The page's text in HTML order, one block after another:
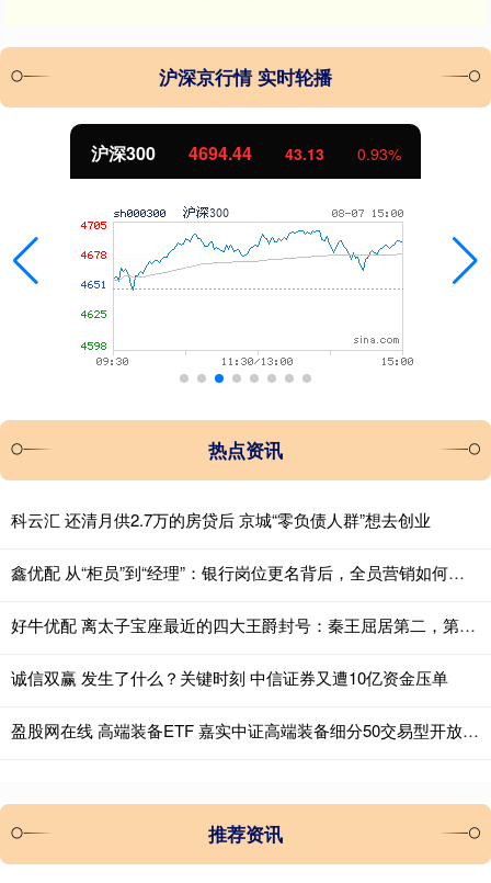
沪深京行情 实时轮播
北证50 1134.24 11.37 1.01%
热点资讯
科云汇 还清月供2.7万的房贷后 京城“零负债人群”想去创业
鑫优配 从“柜员”到“经理”：银行岗位更名背后，全员营销如何成“公开的秘密”？
好牛优配 离太子宝座最近的四大王爵封号：秦王屈居第二，第一个比它还牛
诚信双赢 发生了什么？关键时刻 中信证券又遭10亿资金压单
盈股网在线 高端装备ETF 嘉实中证高端装备细分50交易型开放式指数证券投资基金开通集合申购业务的公告
推荐资讯